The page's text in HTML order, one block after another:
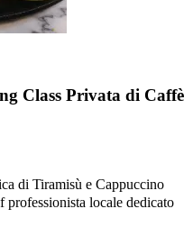
Class Privata di Caffè
di Tiramisù e Cappuccino
professionista locale dedicato